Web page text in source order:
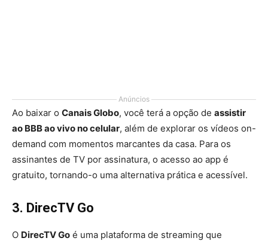
Anúncios
Ao baixar o Canais Globo, você terá a opção de assistir
ao BBB ao vivo no celular, além de explorar os vídeos on-
demand com momentos marcantes da casa. Para os
assinantes de TV por assinatura, o acesso ao app é
gratuito, tornando-o uma alternativa prática e acessível.
3. DirecTV Go
O DirecTV Go é uma plataforma de streaming que